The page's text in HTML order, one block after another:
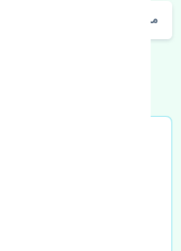
مشخصات فنی اتومبیل